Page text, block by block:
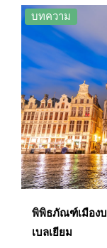
บทความ
พิพิธภัณฑ์เมืองบ
เบลเยียม